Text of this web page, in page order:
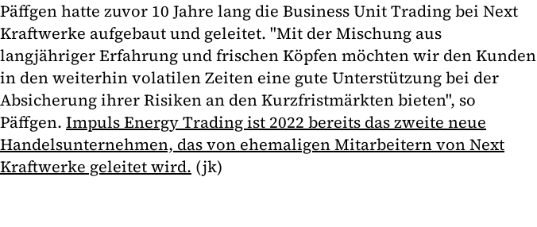
Päffgen hatte zuvor 10 Jahre lang die Business Unit Trading bei Next
Kraftwerke aufgebaut und geleitet. "Mit der Mischung aus
langjähriger Erfahrung und frischen Köpfen möchten wir den Kunden
in den weiterhin volatilen Zeiten eine gute Unterstützung bei der
Absicherung ihrer Risiken an den Kurzfristmärkten bieten", so
Päffgen. Impuls Energy Trading ist 2022 bereits das zweite neue
Handelsunternehmen, das von ehemaligen Mitarbeitern von Next
Kraftwerke geleitet wird. (jk)